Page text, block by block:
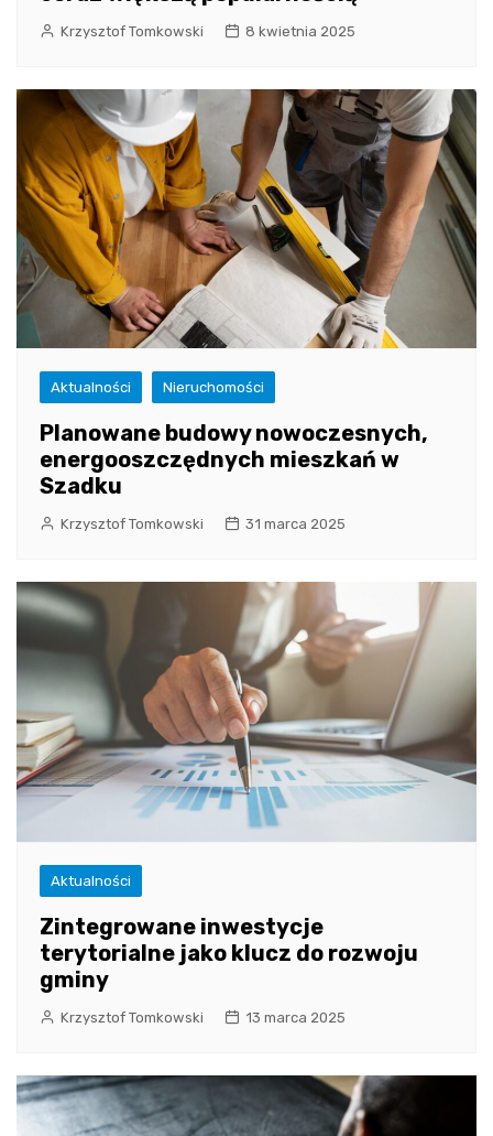
Krzysztof Tomkowski 8 kwietnia 2025
Aktualności Nieruchomości
Planowane budowy nowoczesnych,
energooszczędnych mieszkań w
Szadku
Krzysztof Tomkowski 31 marca 2025
Aktualności
Zintegrowane inwestycje
terytorialne jako klucz do rozwoju
gminy
Krzysztof Tomkowski 13 marca 2025